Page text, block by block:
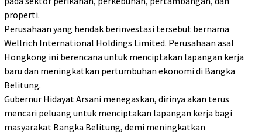
properti.
Perusahaan yang hendak berinvestasi tersebut bernama
Wellrich International Holdings Limited. Perusahaan asal
Hongkong ini berencana untuk menciptakan lapangan kerja
baru dan meningkatkan pertumbuhan ekonomi di Bangka
Belitung.
Gubernur Hidayat Arsani menegaskan, dirinya akan terus
mencari peluang untuk menciptakan lapangan kerja bagi
masyarakat Bangka Belitung, demi meningkatkan